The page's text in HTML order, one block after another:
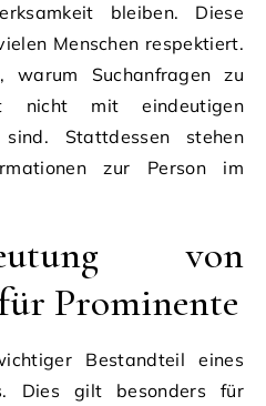
bleiben. Diese
Menschen respektiert.
warum Suchanfragen zu
nicht mit eindeutigen
Stattdessen stehen
zur Person im
von
Prominente
Bestandteil eines
Dies gilt besonders für